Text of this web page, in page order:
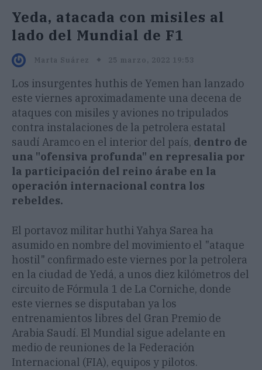
Yeda, atacada con misiles al
lado del Mundial de F1
Marta Suárez 25 marzo, 2022 19:53
Los insurgentes huthis de Yemen han lanzado
este viernes aproximadamente una decena de
ataques con misiles y aviones no tripulados
contra instalaciones de la petrolera estatal
saudí Aramco en el interior del país, dentro de
una "ofensiva profunda" en represalia por
la participación del reino árabe en la
operación internacional contra los
rebeldes.
El portavoz militar huthi Yahya Sarea ha
asumido en nombre del movimiento el "ataque
hostil" confirmado este viernes por la petrolera
en la ciudad de Yedá, a unos diez kilómetros del
circuito de Fórmula 1 de La Corniche, donde
este viernes se disputaban ya los
entrenamientos libres del Gran Premio de
Arabia Saudí. El Mundial sigue adelante en
medio de reuniones de la Federación
Internacional (FIA), equipos y pilotos.